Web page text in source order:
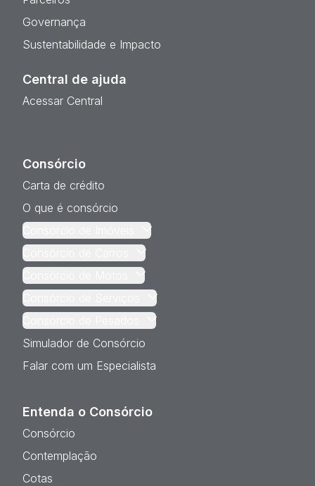
Governança
Sustentabilidade e Impacto
Central de ajuda
Acessar Central
Consórcio
Carta de crédito
O que é consórcio
Simulador de Consórcio
Falar com um Especialista
Entenda o Consórcio
Consórcio
Contemplação
Cotas